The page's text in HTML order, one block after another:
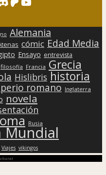
Alemania
cómic Edad Media
Ensayo entrevista
filosofía Francia Grecia
Hislibris historia
romano Inglaterra
novela
Rusia
Mundial
Viajes vikingos